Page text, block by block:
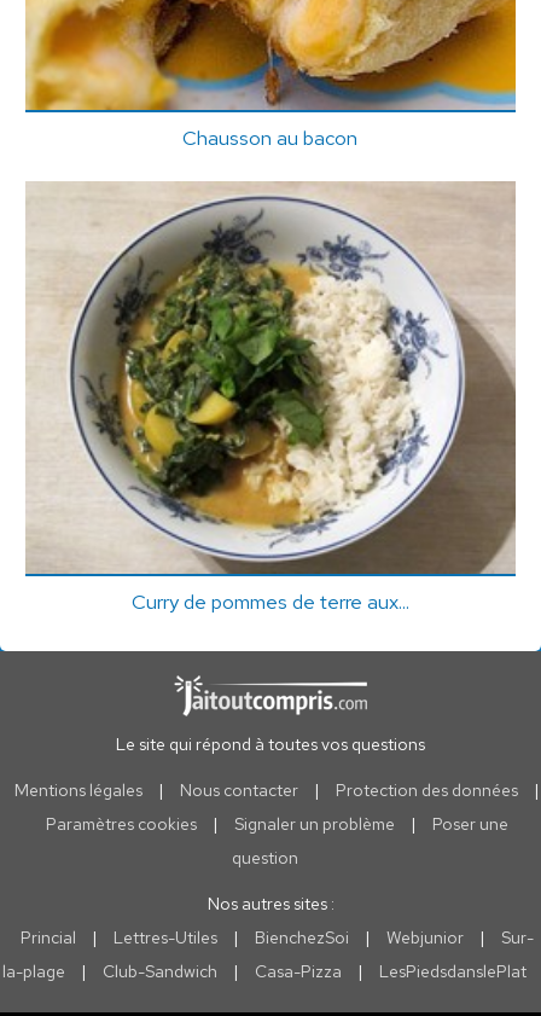
Chausson au bacon
Curry de pommes de terre aux...
Le site qui répond à toutes vos questions
Mentions légales | Nous contacter | Protection des données
|
Paramètres cookies
| Signaler un problème |
Poser une
question
Nos autres sites :
Princial
| Lettres-Utiles | BienchezSoi | Webjunior |
Sur-
la-plage
| Club-Sandwich | Casa-Pizza | LesPiedsdanslePlat